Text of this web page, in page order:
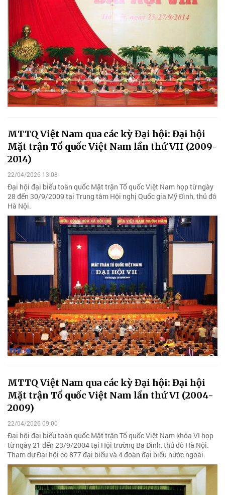
MTTQ Việt Nam qua các kỳ Đại hội: Đại hội
Mặt trận Tổ quốc Việt Nam lần thứ VII (2009-
2014)
22/04/2026 13:08
Đại hội đại biểu toàn quốc Mặt trận Tổ quốc Việt Nam họp từ ngày
28 đến 30/9/2009 tại Trung tâm Hội nghị Quốc gia Mỹ Đình, thủ đô
Hà Nội.
MTTQ Việt Nam qua các kỳ Đại hội: Đại hội
Mặt trận Tổ quốc Việt Nam lần thứ VI (2004-
2009)
22/04/2026 09:00
Đại hội đại biểu toàn quốc Mặt trận Tổ quốc Việt Nam khóa VI họp
từ ngày 21 đến 23/9/2004 tại Hội trường Ba Đình, thủ đô Hà Nội.
Tham dự Đại hội có 877 đại biểu và 4 đoàn đại biểu nước ngoài.